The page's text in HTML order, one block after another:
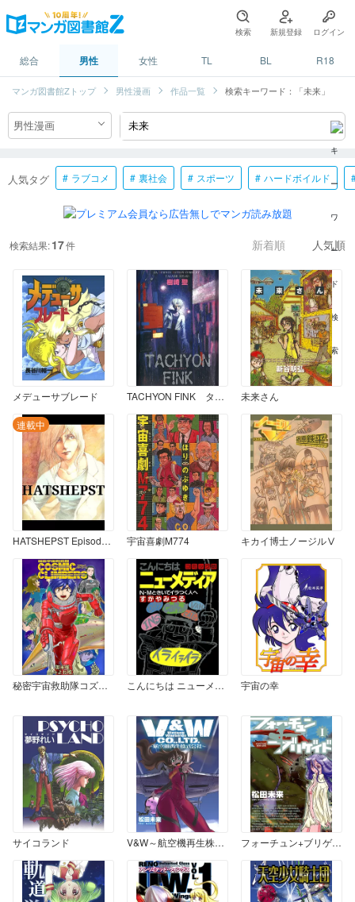
検索 新規登録 ログイン
総合 男性 女性 TL BL R18
マンガ図書館Zトップ 男性漫画 作品一覧 検索キーワード：「未来」
人気タグ ラブコメ 裏社会 スポーツ ハードボイルド
検索結果:17件 新着順 人気順
メデューサブレード TACHYON FINK タキオン＝フィンク 未来さん
連載中
HATSHEPST Episode 1-1 全滅の村 宇宙喜劇M774 キカイ博士ノージルⅤ
秘密宇宙救助隊コズミッククライマーズ こんにちは ニューメディア コミック版 宇宙の幸
サイコランド V&W～航空機再生株式会社～ フォーチュン+ブリゲイド 1